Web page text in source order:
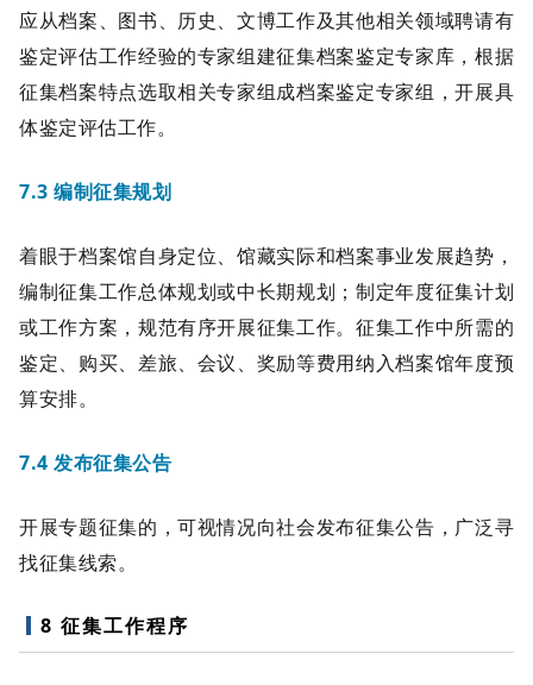
应从档案、图书、历史、文博工作及其他相关领域聘请有
鉴定评估工作经验的专家组建征集档案鉴定专家库，根据
征集档案特点选取相关专家组成档案鉴定专家组，开展具
体鉴定评估工作。
7.3 编制征集规划
着眼于档案馆自身定位、馆藏实际和档案事业发展趋势，
编制征集工作总体规划或中长期规划；制定年度征集计划
或工作方案，规范有序开展征集工作。征集工作中所需的
鉴定、购买、差旅、会议、奖励等费用纳入档案馆年度预
算安排。
7.4 发布征集公告
开展专题征集的，可视情况向社会发布征集公告，广泛寻
找征集线索。
8 征集工作程序